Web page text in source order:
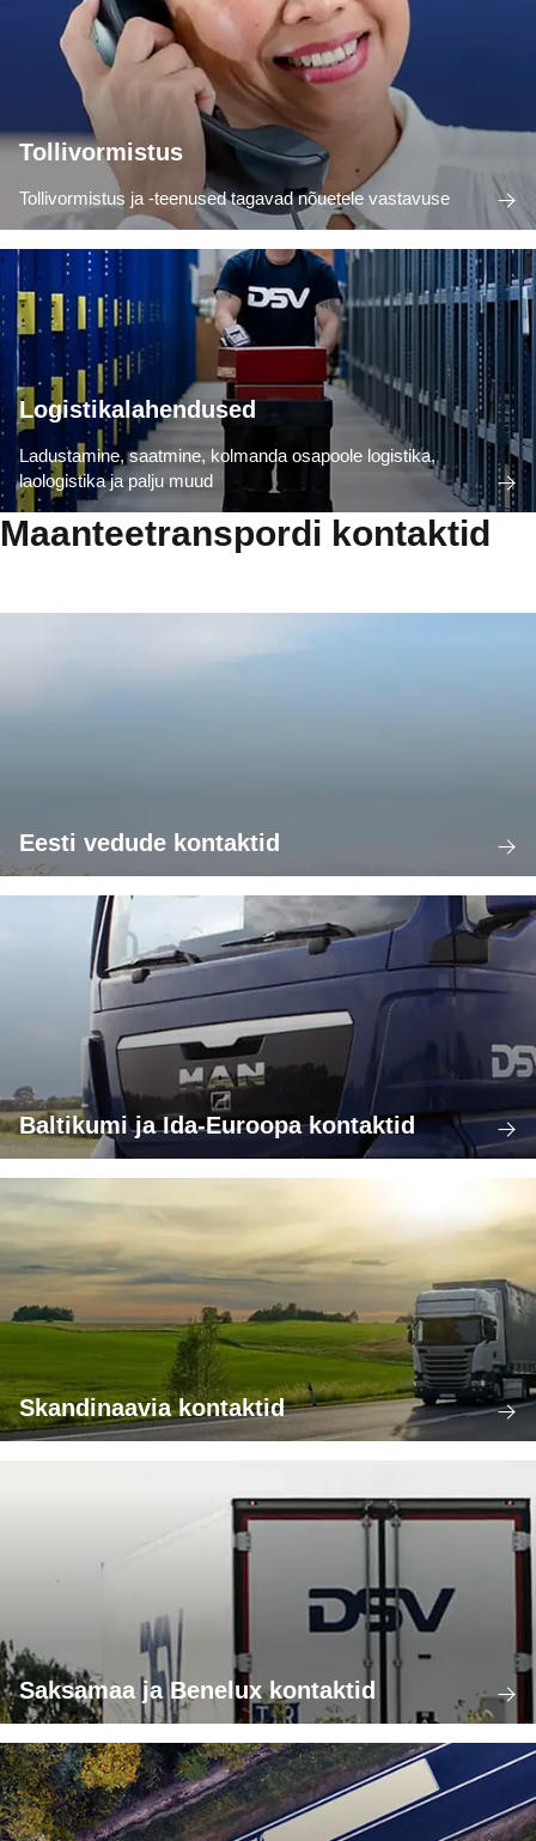
Tollivormistus
Tollivormistus ja -teenused tagavad nõuetele vastavuse
Logistikalahendused
Ladustamine, saatmine, kolmanda osapoole logistika,
laologistika ja palju muud
Maanteetranspordi kontaktid
Eesti vedude kontaktid
Baltikumi ja Ida-Euroopa kontaktid
Skandinaavia kontaktid
Saksamaa ja Benelux kontaktid